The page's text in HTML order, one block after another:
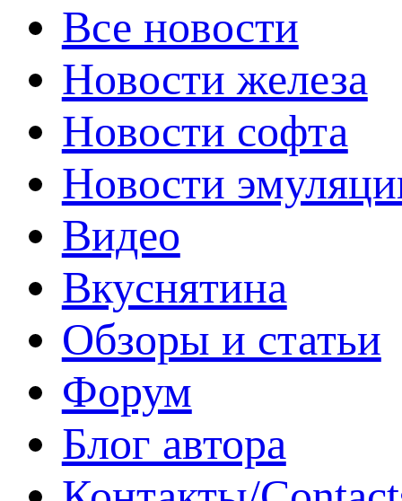
Все новости
Новости железа
Новости софта
Новости
Видео
Вкуснятина
Обзоры и статьи
Форум
Блог автора